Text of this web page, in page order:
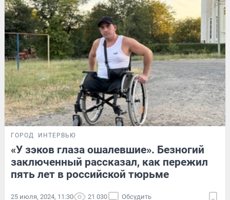
ГОРОД ИНТЕРВЬЮ
«У зэков глаза ошалевшие». Безногий
заключенный рассказал, как пережил
пять лет в российской тюрьме
25 июля, 2024, 11:30 21 030 Обсудить